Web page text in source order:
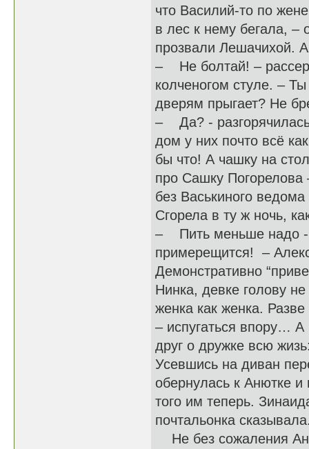
что Василий-то по
в лес к нему бегала, –
прозвали Лешачихой.
– Не болтай! –
колченогом стуле. –
дверям прыгает? Не
– Да? -
дом у них почто всё
бы что! А чашку на
про Сашку
без Васькиного
Сгорела в ту ж ночь,
– Пить меньше надо -
примерещится! –
Демонстративно
Нинка, девке голову
женка как женка.
– испугаться впору… А
друг о дружке всю
Усевшись на диван
обернулась к Анютке
того им теперь.
почтальонка
Не без сожаления